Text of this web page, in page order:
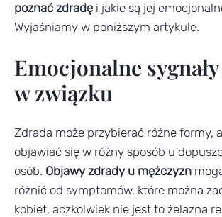
poznać zdradę i jakie są jej
Wyjaśniamy w poniższym artykule.
Emocjonalne
w związku
Zdrada może przybierać różne formy,
objawiać się w różny sposób u
osób. Objawy zdrady u mężczyzn
różnić od symptomów, które można
kobiet, aczkolwiek nie jest to żelazna